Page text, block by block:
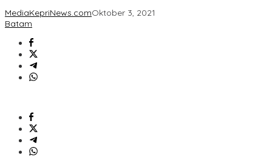
MediaKepriNews.comOktober 3, 2021
Batam